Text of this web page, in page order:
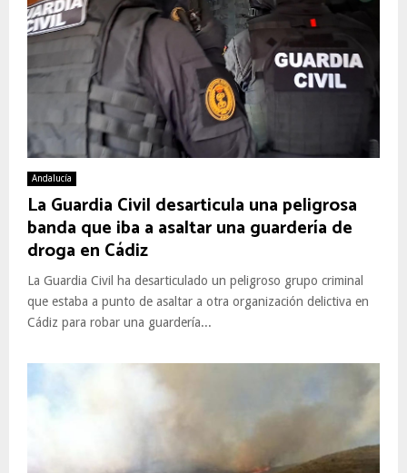
Andalucía
La Guardia Civil desarticula una peligrosa
banda que iba a asaltar una guardería de
droga en Cádiz
La Guardia Civil ha desarticulado un peligroso grupo criminal
que estaba a punto de asaltar a otra organización delictiva en
Cádiz para robar una guardería...